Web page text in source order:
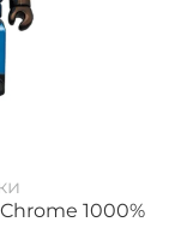
1000%